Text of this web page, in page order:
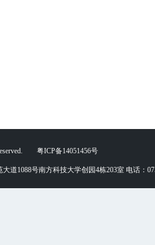
粤ICP备14051456号
道1088号南方科技大学创园4栋203室 电话：